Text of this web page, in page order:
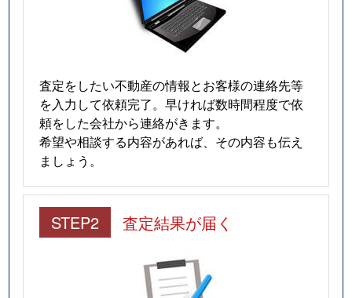
査定をしたい不動産の情報とお客様の連絡先等
を入力して依頼完了。早ければ数時間程度で依
頼をした会社から連絡がきます。
希望や相談する内容があれば、その内容も伝え
ましょう。
STEP2 査定結果が届く